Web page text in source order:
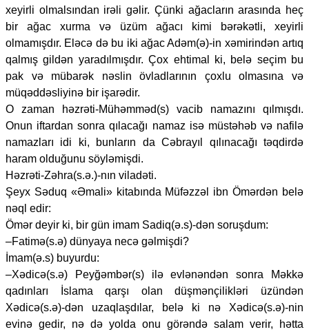
xeyirli olmalsından irəli gəlir. Çünki ağacların arasında heç
bir ağac xurma və üzüm ağacı kimi bərəkətli, xeyirli
olmamışdır. Eləcə də bu iki ağac Adəm(ə)-in xəmirindən artıq
qalmış gildən yaradılmışdır. Çox ehtimal ki, belə seçim bu
pak və mübarək nəslin övladlarının çoxlu olmasına və
müqəddəsliyinə bir işarədir.
O zaman həzrəti-Mühəmməd(s) vacib namazını qılmışdı.
Onun iftardan sonra qılacağı namaz isə müstəhəb və nafilə
namazları idi ki, bunların da Cəbrayıl qılınacağı təqdirdə
haram olduğunu söyləmişdi.
Həzrəti-Zəhra(s.ə.)-nın viladəti.
Şeyx Səduq «Əmali» kitabında Müfəzzəl ibn Ömərdən belə
nəql edir:
Ömər deyir ki, bir gün imam Sadiq(ə.s)-dən soruşdum:
–Fatimə(s.ə) dünyaya necə gəlmişdi?
İmam(ə.s) buyurdu:
–Xədicə(s.ə) Peyğəmbər(s) ilə evlənəndən sonra Məkkə
qadınları İslama qarşı olan düşmənçilikləri üzündən
Xədicə(s.ə)-dən uzaqlaşdılar, belə ki nə Xədicə(s.ə)-nin
evinə gedir, nə də yolda onu görəndə salam verir, hətta